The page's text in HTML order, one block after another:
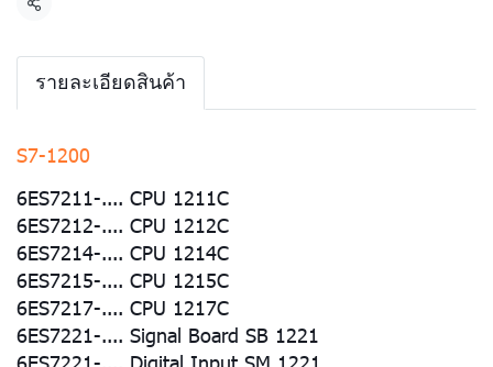
แชร์
รายละเอียดสินค้า
S7-1200
6ES7211-.... CPU 1211C
6ES7212-.... CPU 1212C
6ES7214-.... CPU 1214C
6ES7215-.... CPU 1215C
6ES7217-.... CPU 1217C
6ES7221-.... Signal Board SB 1221